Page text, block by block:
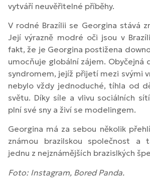
vytváří neuvěřitelné příběhy.
V rodné Brazílii se Georgina stává
Její výrazně modré oči jsou v
fakt, že je Georgina postižena
umocňuje globální zájem. Obyčejná
syndromem, jejíž přijetí mezi svými
nebylo vždy jednoduché, tíhla od
světu. Díky síle a vlivu sociálních
plní své sny a živí se modelingem.
Georgina má za sebou několik
známou brazilskou společnost a
jednu z nejznámějších brazislkých
Foto: Instagram, Bored Panda.